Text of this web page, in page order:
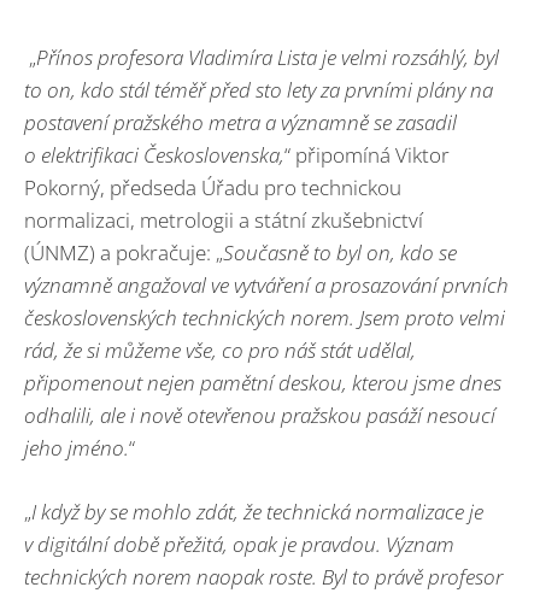
„Přínos profesora Vladimíra Lista je velmi rozsáhlý, byl
to on, kdo stál téměř před sto lety za prvními plány na
postavení pražského metra a významně se zasadil
o elektrifikaci Československa,“ připomíná Viktor
Pokorný, předseda Úřadu pro technickou
normalizaci, metrologii a státní zkušebnictví
(ÚNMZ) a pokračuje: „Současně to byl on, kdo se
významně angažoval ve vytváření a prosazování prvních
československých technických norem. Jsem proto velmi
rád, že si můžeme vše, co pro náš stát udělal,
připomenout nejen pamětní deskou, kterou jsme dnes
odhalili, ale i nově otevřenou pražskou pasáží nesoucí
jeho jméno.“
„I když by se mohlo zdát, že technická normalizace je
v digitální době přežitá, opak je pravdou. Význam
technických norem naopak roste. Byl to právě profesor